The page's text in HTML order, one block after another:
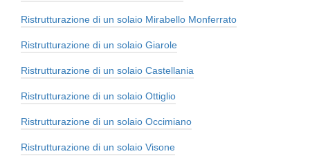
Ristrutturazione di un solaio Mirabello Monferrato
Ristrutturazione di un solaio Giarole
Ristrutturazione di un solaio Castellania
Ristrutturazione di un solaio Ottiglio
Ristrutturazione di un solaio Occimiano
Ristrutturazione di un solaio Visone